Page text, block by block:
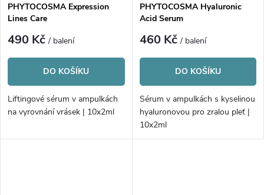
PHYTOCOSMA Expression
Lines Care
490 Kč/ balení
DO KOŠÍKU
Liftingové sérum v ampulkách
na vyrovnání vrásek | 10x2ml
PHYTOCOSMA Hyaluronic
Acid Serum
460 Kč/ balení
DO KOŠÍKU
Sérum v ampulkách s kyselinou
hyaluronovou pro zralou pleť |
10x2ml